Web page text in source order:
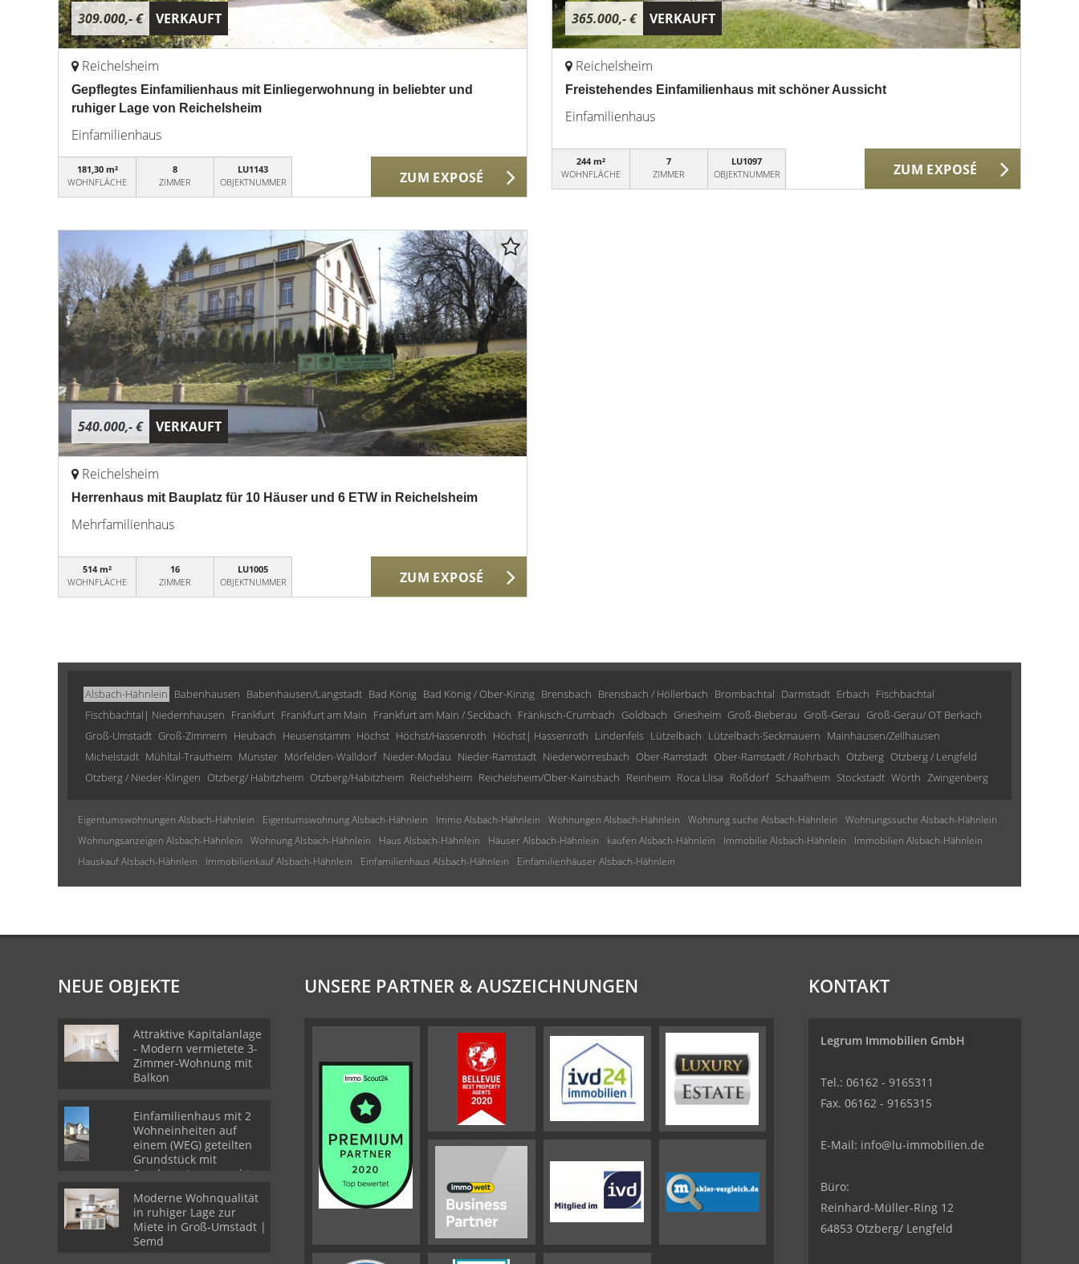
309.000,- € VERKAUFT
Reichelsheim
Gepflegtes Einfamilienhaus mit Einliegerwohnung in beliebter und
ruhiger Lage von Reichelsheim
Einfamilienhaus
181,30 m²
WOHNFLÄCHE
8
ZIMMER
LU1143
OBJEKTNUMMER
ZUM EXPOSÉ
365.000,- € VERKAUFT
Reichelsheim
Freistehendes Einfamilienhaus mit schöner Aussicht
Einfamilienhaus
244 m²
WOHNFLÄCHE
7
ZIMMER
LU1097
OBJEKTNUMMER
ZUM EXPOSÉ
540.000,- € VERKAUFT
Reichelsheim
Herrenhaus mit Bauplatz für 10 Häuser und 6 ETW in Reichelsheim
Mehrfamilienhaus
514 m²
WOHNFLÄCHE
16
ZIMMER
LU1005
OBJEKTNUMMER
ZUM EXPOSÉ
Alsbach-Hähnlein Babenhausen Babenhausen/Langstadt Bad König Bad König / Ober-Kinzig Brensbach Brensbach / Höllerbach Brombachtal Darmstadt Erbach Fischbachtal
Fischbachtal| Niedernhausen Frankfurt Frankfurt am Main Frankfurt am Main / Seckbach Fränkisch-Crumbach Goldbach Griesheim Groß-Bieberau Groß-Gerau Groß-Gerau/ OT Berkach
Groß-Umstadt Groß-Zimmern Heubach Heusenstamm Höchst Höchst/Hassenroth Höchst| Hassenroth Lindenfels Lützelbach Lützelbach-Seckmauern Mainhausen/Zellhausen
Michelstadt Mühltal-Trautheim Münster Mörfelden-Walldorf Nieder-Modau Nieder-Ramstadt Niederwörresbach Ober-Ramstadt Ober-Ramstadt / Rohrbach Otzberg Otzberg / Lengfeld
Otzberg / Nieder-Klingen Otzberg/ Habitzheim Otzberg/Habitzheim Reichelsheim Reichelsheim/Ober-Kainsbach Reinheim Roca Llisa Roßdorf Schaafheim Stockstadt Wörth Zwingenberg
Eigentumswohnungen Alsbach-Hähnlein Eigentumswohnung Alsbach-Hähnlein Immo Alsbach-Hähnlein Wohnungen Alsbach-Hähnlein Wohnung suche Alsbach-Hähnlein
Wohnungssuche Alsbach-Hähnlein
Wohnungsanzeigen Alsbach-Hähnlein
Wohnung Alsbach-Hähnlein Haus Alsbach-Hähnlein Häuser Alsbach-Hähnlein kaufen Alsbach-Hähnlein Immobilie Alsbach-Hähnlein
Immobilien Alsbach-Hähnlein
Hauskauf Alsbach-Hähnlein
Immobilienkauf Alsbach-Hähnlein Einfamilienhaus Alsbach-Hähnlein Einfamilienhäuser Alsbach-Hähnlein
NEUE OBJEKTE
Attraktive Kapitalanlage
- Modern vermietete 3-
Zimmer-Wohnung mit
Balkon
Einfamilienhaus mit 2
Wohneinheiten auf
einem (WEG) geteilten
Grundstück mit
Sondernutzungsrechten
Moderne Wohnqualität
in ruhiger Lage zur
Miete in Groß-Umstadt |
Semd
UNSERE PARTNER & AUSZEICHNUNGEN KONTAKT
Legrum Immobilien GmbH
Tel.: 06162 - 9165311
Fax. 06162 - 9165315
E-Mail: info@lu-immobilien.de
Büro:
Reinhard-Müller-Ring 12
64853 Otzberg/ Lengfeld